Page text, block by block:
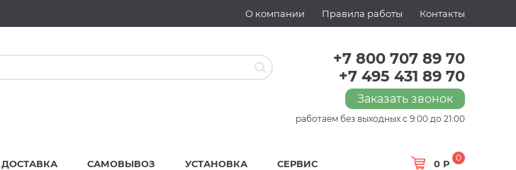
О компании Правила работы Контакты
+7 800 707 89 70
+7 495 431 89 70
Заказать звонок
работаем без выходных с 9:00 до 21:00
0 Р
0
ДОСТАВКА САМОВЫВОЗ УСТАНОВКА СЕРВИС